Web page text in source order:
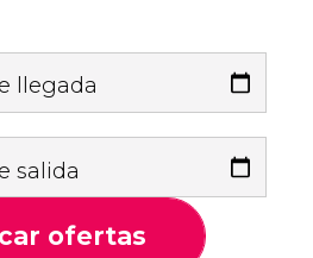
llegada
salida
ofertas